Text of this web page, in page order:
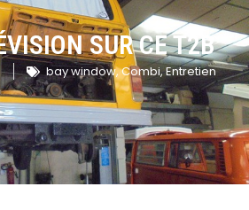
SUR CE T2B
bay window,Combi,Entretien